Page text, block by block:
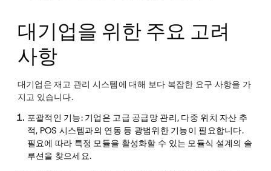
대기업을 위한 주요 고려
사항
대기업은 재고 관리 시스템에 대해 보다 복잡한 요구 사항을 가
지고 있습니다.
포괄적인 기능: 기업은 고급 공급망 관리, 다중 위치 자산 추
적, POS 시스템과의 연동 등 광범위한 기능이 필요합니다.
필요에 따라 특정 모듈을 활성화할 수 있는 모듈식 설계의 솔
루션을 찾으세요.